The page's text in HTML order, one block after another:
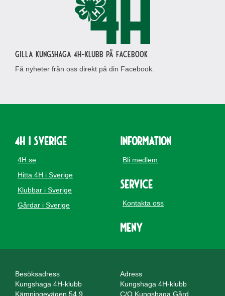
Gilla Kungshaga 4H-klubb på Facebook
Få nyheter från oss direkt på din Facebook.
4H i Sverige
4H.se
Hitta 4H i Sverige
Klubbar i Sverige
Gårdar i Sverige
Information
Bli medlem
Service
Kontakta oss
Meny
Besöksadress
Kungshaga 4H-klubb
Kämpingevägen 54.9
Adress
Kungshaga 4H-klubb
C/O Kungshaga Gård